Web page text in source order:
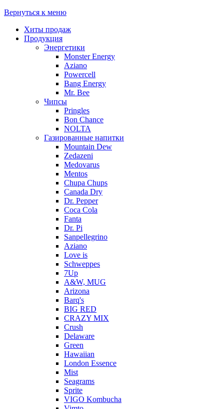
Вернуться к меню
Хиты продаж
Продукция
Энергетики
Monster Energy
Aziano
Powercell
Bang Energy
Mr. Bee
Чипсы
Pringles
Bon Chance
NOLTA
Газированные напитки
Mountain Dew
Zedazeni
Medovarus
Mentos
Chupa Chups
Canada Dry
Dr. Pepper
Coca Cola
Fanta
Dr. Pi
Sanpellegrino
Aziano
Love is
Schweppes
7Up
A&W, MUG
Arizona
Barq's
BIG RED
CRAZY MIX
Crush
Delaware
Green
Hawaiian
London Essence
Mist
Seagrams
Sprite
VIGO Kombucha